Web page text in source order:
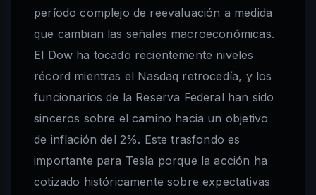
período complejo de reevaluación a medida
que cambian las señales macroeconómicas.
El Dow ha tocado recientemente niveles
récord mientras el Nasdaq retrocedía, y los
funcionarios de la Reserva Federal han sido
sinceros sobre el camino hacia un objetivo
de inflación del 2%. Este trasfondo es
importante para Tesla porque la acción ha
cotizado históricamente sobre expectativas